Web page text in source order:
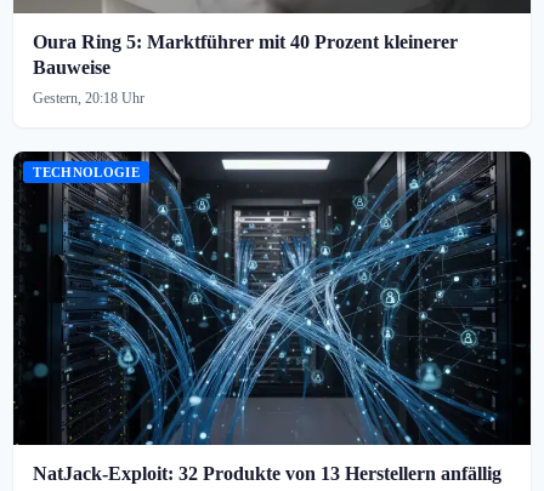
Oura Ring 5: Marktführer mit 40 Prozent kleinerer
Bauweise
Gestern, 20:18 Uhr
TECHNOLOGIE
NatJack-Exploit: 32 Produkte von 13 Herstellern anfällig